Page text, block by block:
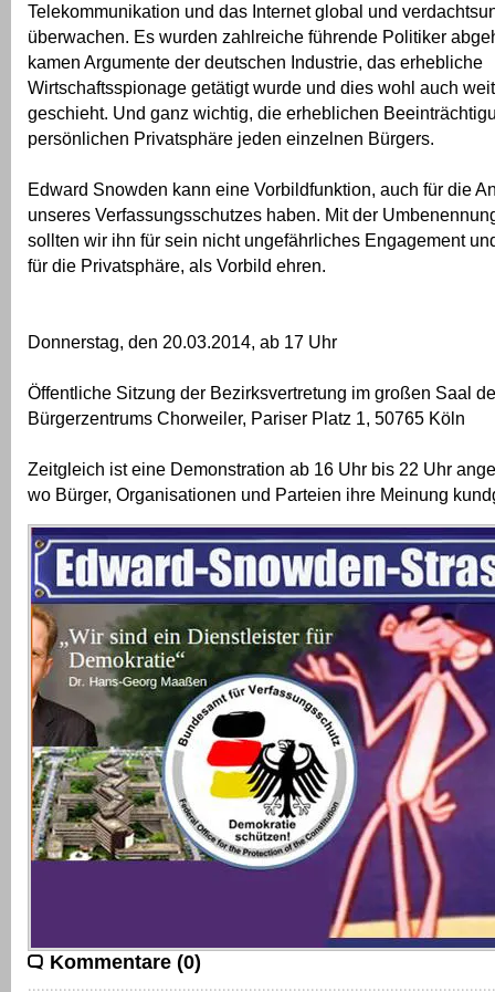
Telekommunikation und das Internet global und
überwachen. Es wurden zahlreiche führende Politiker
kamen Argumente der deutschen Industrie, das erhebliche
Wirtschaftsspionage getätigt wurde und dies wohl auch
geschieht. Und ganz wichtig, die erheblichen
persönlichen Privatsphäre jeden einzelnen Bürgers.
Edward Snowden kann eine Vorbildfunktion, auch für die
unseres Verfassungsschutzes haben. Mit der
sollten wir ihn für sein nicht ungefährliches Engagement
für die Privatsphäre, als Vorbild ehren.
Donnerstag, den 20.03.2014, ab 17 Uhr
Öffentliche Sitzung der Bezirksvertretung im großen Saal
Bürgerzentrums Chorweiler, Pariser Platz 1, 50765 Köln
Zeitgleich ist eine Demonstration ab 16 Uhr bis 22 Uhr
wo Bürger, Organisationen und Parteien ihre Meinung
Kommentare (0)